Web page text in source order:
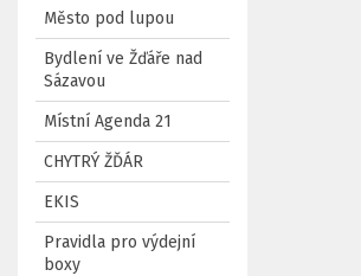
Město pod lupou
Bydlení ve Žďáře nad
Sázavou
Místní Agenda 21
CHYTRÝ ŽĎÁR
EKIS
Pravidla pro výdejní
boxy